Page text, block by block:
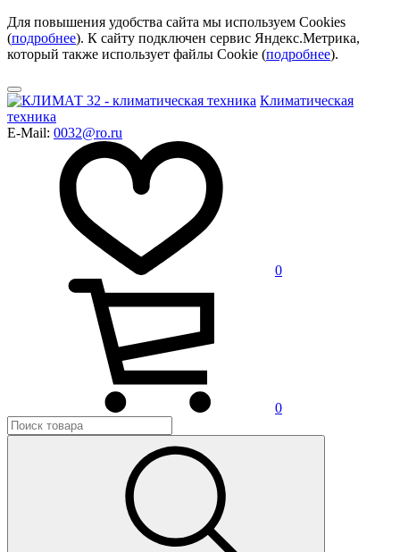
Для повышения удобства сайта мы используем Cookies
(подробнее). К сайту подключен сервис Яндекс.Метрика,
который также использует файлы Cookie (подробнее).
Климатическая
техника
E-Mail: 0032@ro.ru
0
0